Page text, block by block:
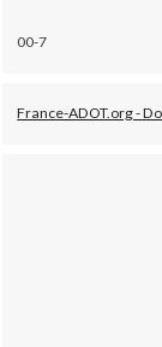
00-7
France-ADOT.org -